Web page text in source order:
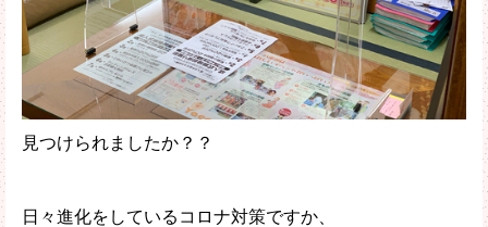
見つけられましたか？？
日々進化をしているコロナ対策ですか、